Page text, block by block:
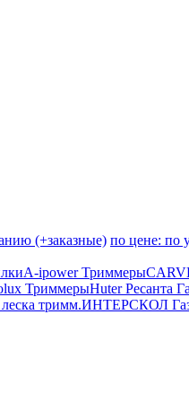
(+заказные) по цене: по
A-ipower Триммеры
ТриммерыHuter Ресанта
тримм.ИНТЕРСКОЛ